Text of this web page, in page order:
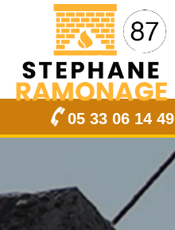
05 33 06 14 49